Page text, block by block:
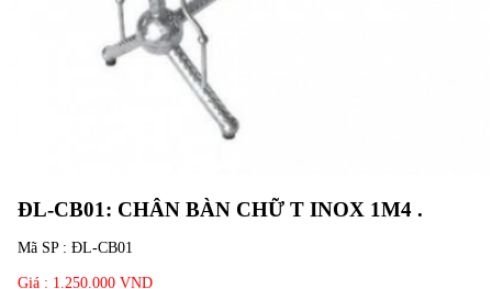
ĐL-CB01: CHÂN BÀN CHỮ T INOX 1M4 .
Mã SP : ĐL-CB01
Giá : 1.250.000 VND